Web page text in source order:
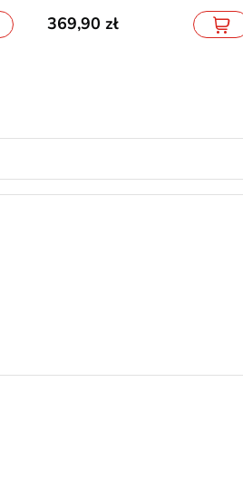
369,90